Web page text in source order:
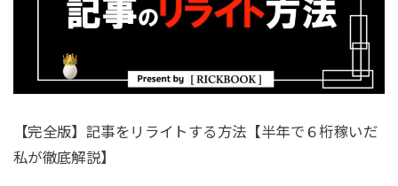
【完全版】記事をリライトする方法【半年で６桁稼いだ
私が徹底解説】